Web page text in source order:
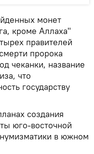
монет
кроме Аллаха"
правителей
пророка
чеканки, название
что
государству
создания
юго-восточной
в южном